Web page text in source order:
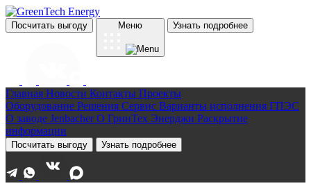
Посчитать выгоду Меню Узнать подробнее
Главная Новости Контакты Проекты
Оборудование Решения Сервис Варианты исполнения ГПЭС
О заводе Jenbacher О ГринТех Энерджи Раскрытие
информации
Посчитать выгоду Узнать подробнее